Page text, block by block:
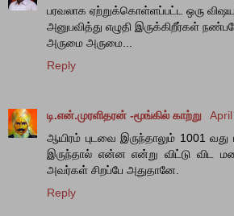
பரவலாக ஏற்றுக்கொள்ளப்பட்ட ஒரு
அனுபவித்து எழுதி இருக்கிறீர்கள்
அருமை அருமை...
Reply
டி.என்.முரளிதரன் -மூங்கில் காற்று
ஆயிரம் புடவை இருந்தாலும் 1001 வது
இருந்தால் என்ன என்று விட்டு விட
அவர்கள் சிறப்பே அதுதானே.
Reply